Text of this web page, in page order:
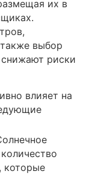
их в
выбор
риски
влияет на
которые